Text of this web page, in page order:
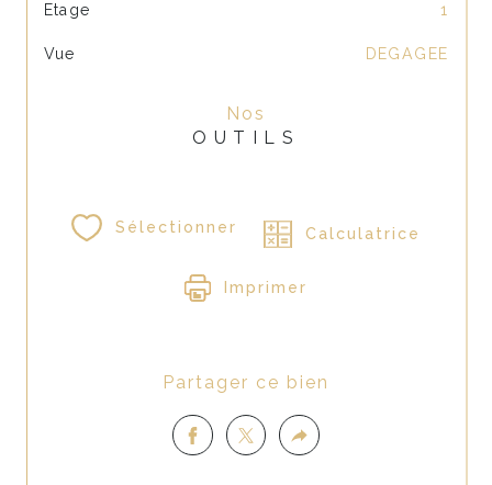
Etage 1
Vue DEGAGEE
Nos
OUTILS
Sélectionner Calculatrice
Imprimer
Partager ce bien